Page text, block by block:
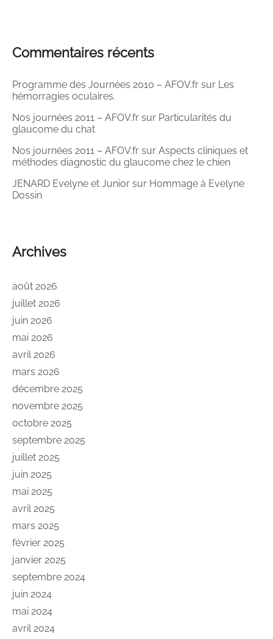
Commentaires récents
Programme des Journées 2010 – AFOV.fr sur Les
hémorragies oculaires.
Nos journées 2011 – AFOV.fr sur Particularités du
glaucome du chat
Nos journées 2011 – AFOV.fr sur Aspects cliniques et
méthodes diagnostic du glaucome chez le chien
JENARD Evelyne et Junior sur Hommage à Evelyne
Dossin
Archives
août 2026
juillet 2026
juin 2026
mai 2026
avril 2026
mars 2026
décembre 2025
novembre 2025
octobre 2025
septembre 2025
juillet 2025
juin 2025
mai 2025
avril 2025
mars 2025
février 2025
janvier 2025
septembre 2024
juin 2024
mai 2024
avril 2024